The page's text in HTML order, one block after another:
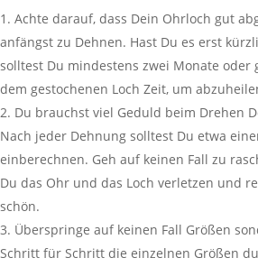
Achte darauf, dass Dein Ohrloch gut
anfängst zu Dehnen. Hast Du es erst
solltest Du mindestens zwei Monate oder
dem gestochenen Loch Zeit, um
Du brauchst viel Geduld beim Drehen
Nach jeder Dehnung solltest Du etwa
einberechnen. Geh auf keinen Fall zu
Du das Ohr und das Loch verletzen und
schön.
Überspringe auf keinen Fall Größen
Schritt für Schritt die einzelnen Größen